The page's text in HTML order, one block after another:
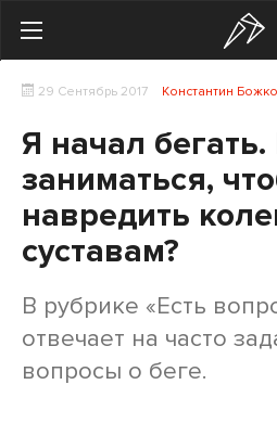
Начинающим
Тренировки
Мотивация
Питание
29 Сентябрь 2017 Константин Божко
Я начал бегать.
заниматься,
навредить
суставам?
В рубрике «Есть
отвечает на часто
вопросы о беге.